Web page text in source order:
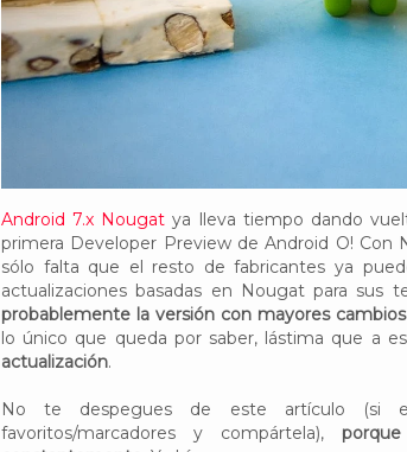
Android 7.x Nougat ya lleva tiempo dando
primera Developer Preview de Android O!
sólo falta que el resto de fabricantes ya
actualizaciones basadas en Nougat para sus
probablemente la versión con mayores
lo único que queda por saber, lástima que a
actualización.
No te despegues de este artículo (si
favoritos/marcadores y compártela),